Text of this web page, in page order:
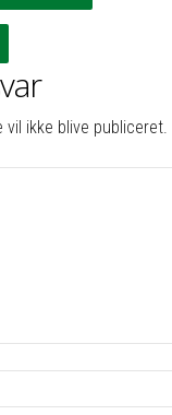
vil ikke blive publiceret.